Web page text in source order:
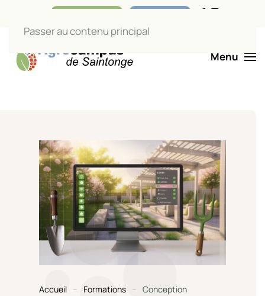
Passer au contenu principal
Menu
Accueil Formations
Conception